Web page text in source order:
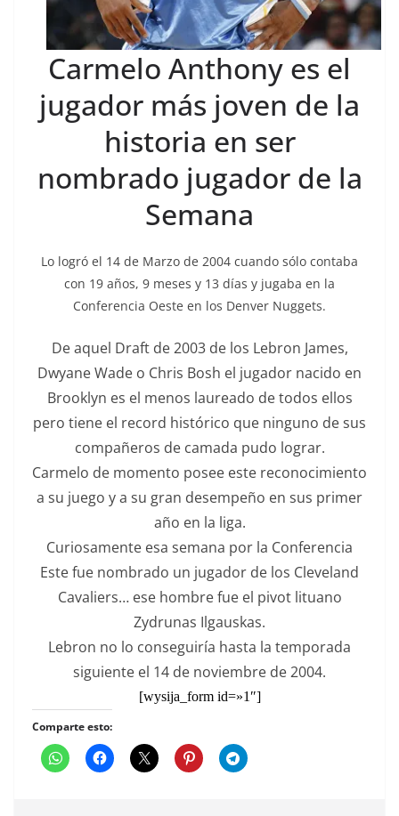
Carmelo Anthony es el
jugador más joven de la
historia en ser
nombrado jugador de la
Semana
Lo logró el 14 de Marzo de 2004 cuando sólo contaba
con 19 años, 9 meses y 13 días y jugaba en la
Conferencia Oeste en los Denver Nuggets.
De aquel Draft de 2003 de los Lebron James,
Dwyane Wade o Chris Bosh el jugador nacido en
Brooklyn es el menos laureado de todos ellos
pero tiene el record histórico que ninguno de sus
compañeros de camada pudo lograr.
Carmelo de momento posee este reconocimiento
a su juego y a su gran desempeño en sus primer
año en la liga.
Curiosamente esa semana por la Conferencia
Este fue nombrado un jugador de los Cleveland
Cavaliers… ese hombre fue el pivot lituano
Zydrunas Ilgauskas.
Lebron no lo conseguiría hasta la temporada
siguiente el 14 de noviembre de 2004.
[wysija_form id=»1″]
Comparte esto: